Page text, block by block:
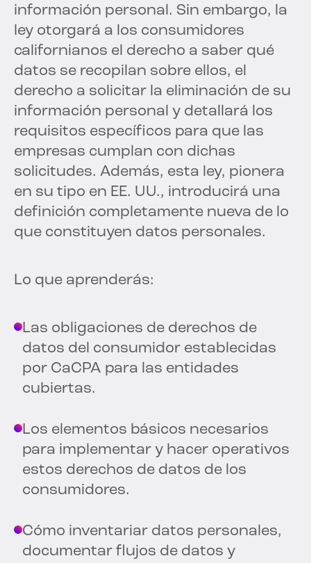
información personal. Sin embargo, la
ley otorgará a los consumidores
californianos el derecho a saber qué
datos se recopilan sobre ellos, el
derecho a solicitar la eliminación de su
información personal y detallará los
requisitos específicos para que las
empresas cumplan con dichas
solicitudes. Además, esta ley, pionera
en su tipo en EE. UU., introducirá una
definición completamente nueva de lo
que constituyen datos personales.
Lo que aprenderás:
Las obligaciones de derechos de
datos del consumidor establecidas
por CaCPA para las entidades
cubiertas.
Los elementos básicos necesarios
para implementar y hacer operativos
estos derechos de datos de los
consumidores.
Cómo inventariar datos personales,
documentar flujos de datos y